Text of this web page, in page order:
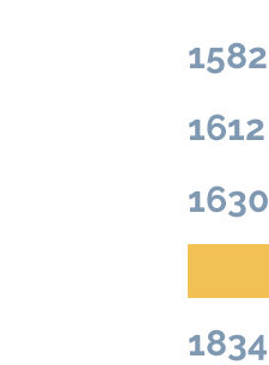
1582
1612
1630
1834